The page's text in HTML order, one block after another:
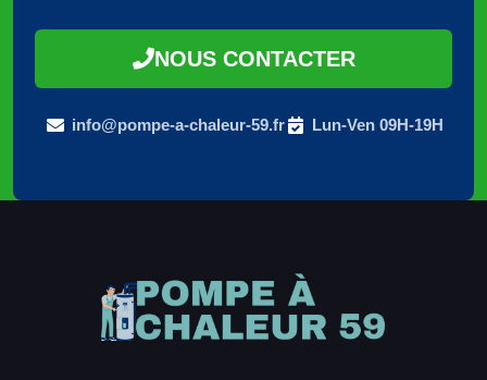
NOUS CONTACTER
info@pompe-a-chaleur-59.fr Lun-Ven 09H-19H